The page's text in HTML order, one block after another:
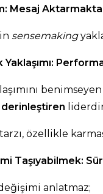
Mesaj
sensemaking
Yaklaşımı:
özellikle
Taşıyabilmek:
anlatmaz;